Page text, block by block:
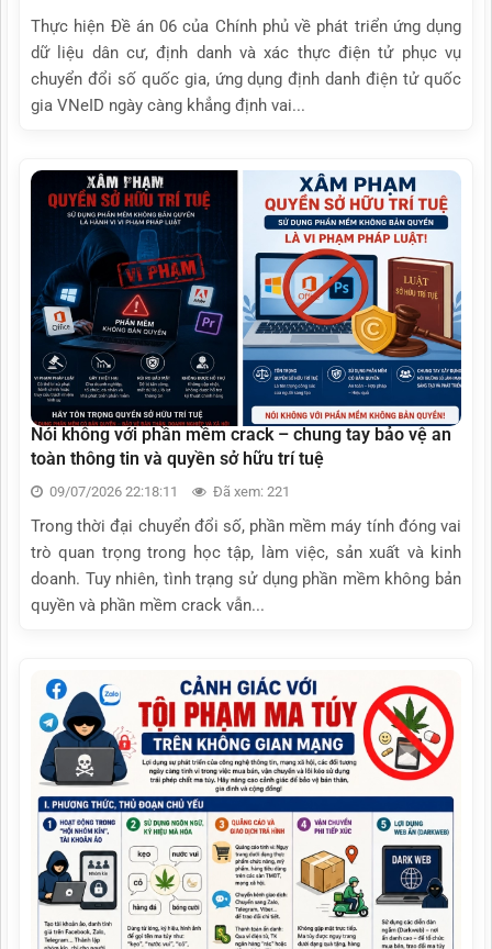
Thực hiện Đề án 06 của Chính phủ về phát triển ứng dụng
dữ liệu dân cư, định danh và xác thực điện tử phục vụ
chuyển đổi số quốc gia, ứng dụng định danh điện tử quốc
gia VNeID ngày càng khẳng định vai...
Nói không với phần mềm crack – chung tay bảo vệ an
toàn thông tin và quyền sở hữu trí tuệ
09/07/2026 22:18:11 Đã xem: 221
Trong thời đại chuyển đổi số, phần mềm máy tính đóng vai
trò quan trọng trong học tập, làm việc, sản xuất và kinh
doanh. Tuy nhiên, tình trạng sử dụng phần mềm không bản
quyền và phần mềm crack vẫn...